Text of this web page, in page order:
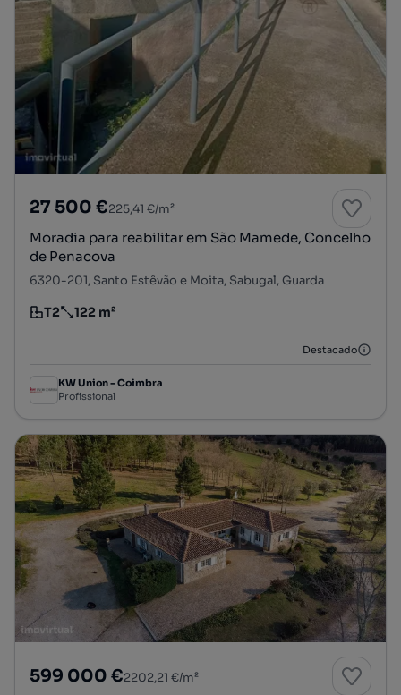
27 500 €225,41 €/m²
Moradia para reabilitar em São Mamede, Concelho
de Penacova
6320-201, Santo Estêvão e Moita, Sabugal, Guarda
Tipologia
T2
Preço por metro quadrado
122 m²
Destacado
KW Union - Coimbra
Profissional
599 000 €2202,21 €/m²